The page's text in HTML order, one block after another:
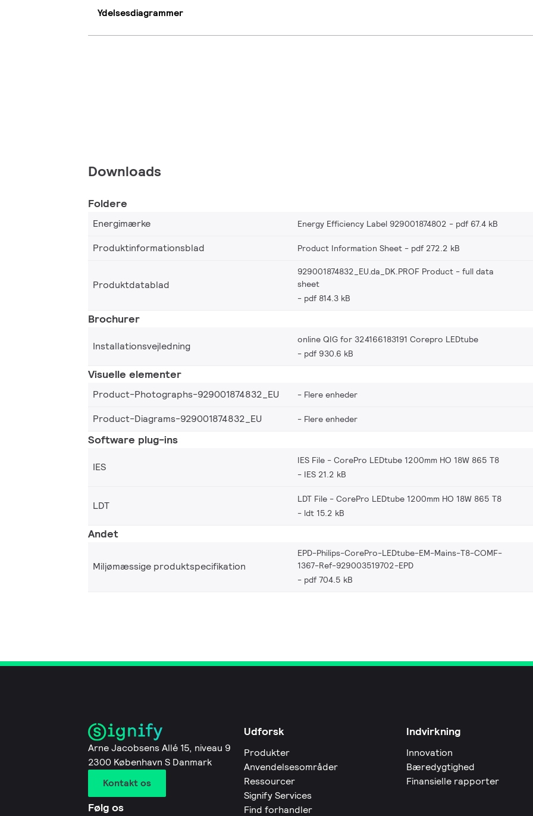
Ydelsesdiagrammer
Downloads
Foldere
Energimærke Energy Efficiency Label 929001874802 pdf 67.4 kB
Produktinformationsblad
Product Information Sheet pdf 272.2 kB
Produktdatablad
929001874832_EU.da_DK.PROF Product - full data
sheet
pdf 814.3 kB
Brochurer
Installationsvejledning
online QIG for 324166183191 Corepro LEDtube
pdf 930.6 kB
Visuelle elementer
Product-Photographs-929001874832_EU Flere enheder
Product-Diagrams-929001874832_EU
Flere enheder
Software plug-ins
IES
IES File - CorePro LEDtube 1200mm HO 18W 865 T8
IES 21.2 kB
LDT
LDT File - CorePro LEDtube 1200mm HO 18W 865 T8
ldt 15.2 kB
Andet
Miljømæssige produktspecifikation
EPD-Philips-CorePro-LEDtube-EM-Mains-T8-COMF-
1367-Ref-929003519702-EPD
pdf 704.5 kB
Arne Jacobsens Allé 15, niveau 9
2300 København S Danmark
Kontakt os
Følg os
Udforsk
Produkter
Anvendelsesområder
Ressourcer
Signify Services
Find forhandler
Indvirkning
Innovation
Bæredygtighed
Finansielle rapporter